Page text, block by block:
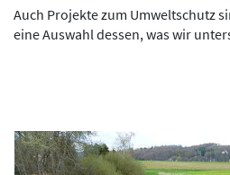
Auch Projekte zum Umweltschutz
eine Auswahl dessen, was wir